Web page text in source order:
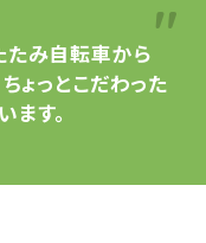
たみ自転車から
ちょっとこだわった
す。